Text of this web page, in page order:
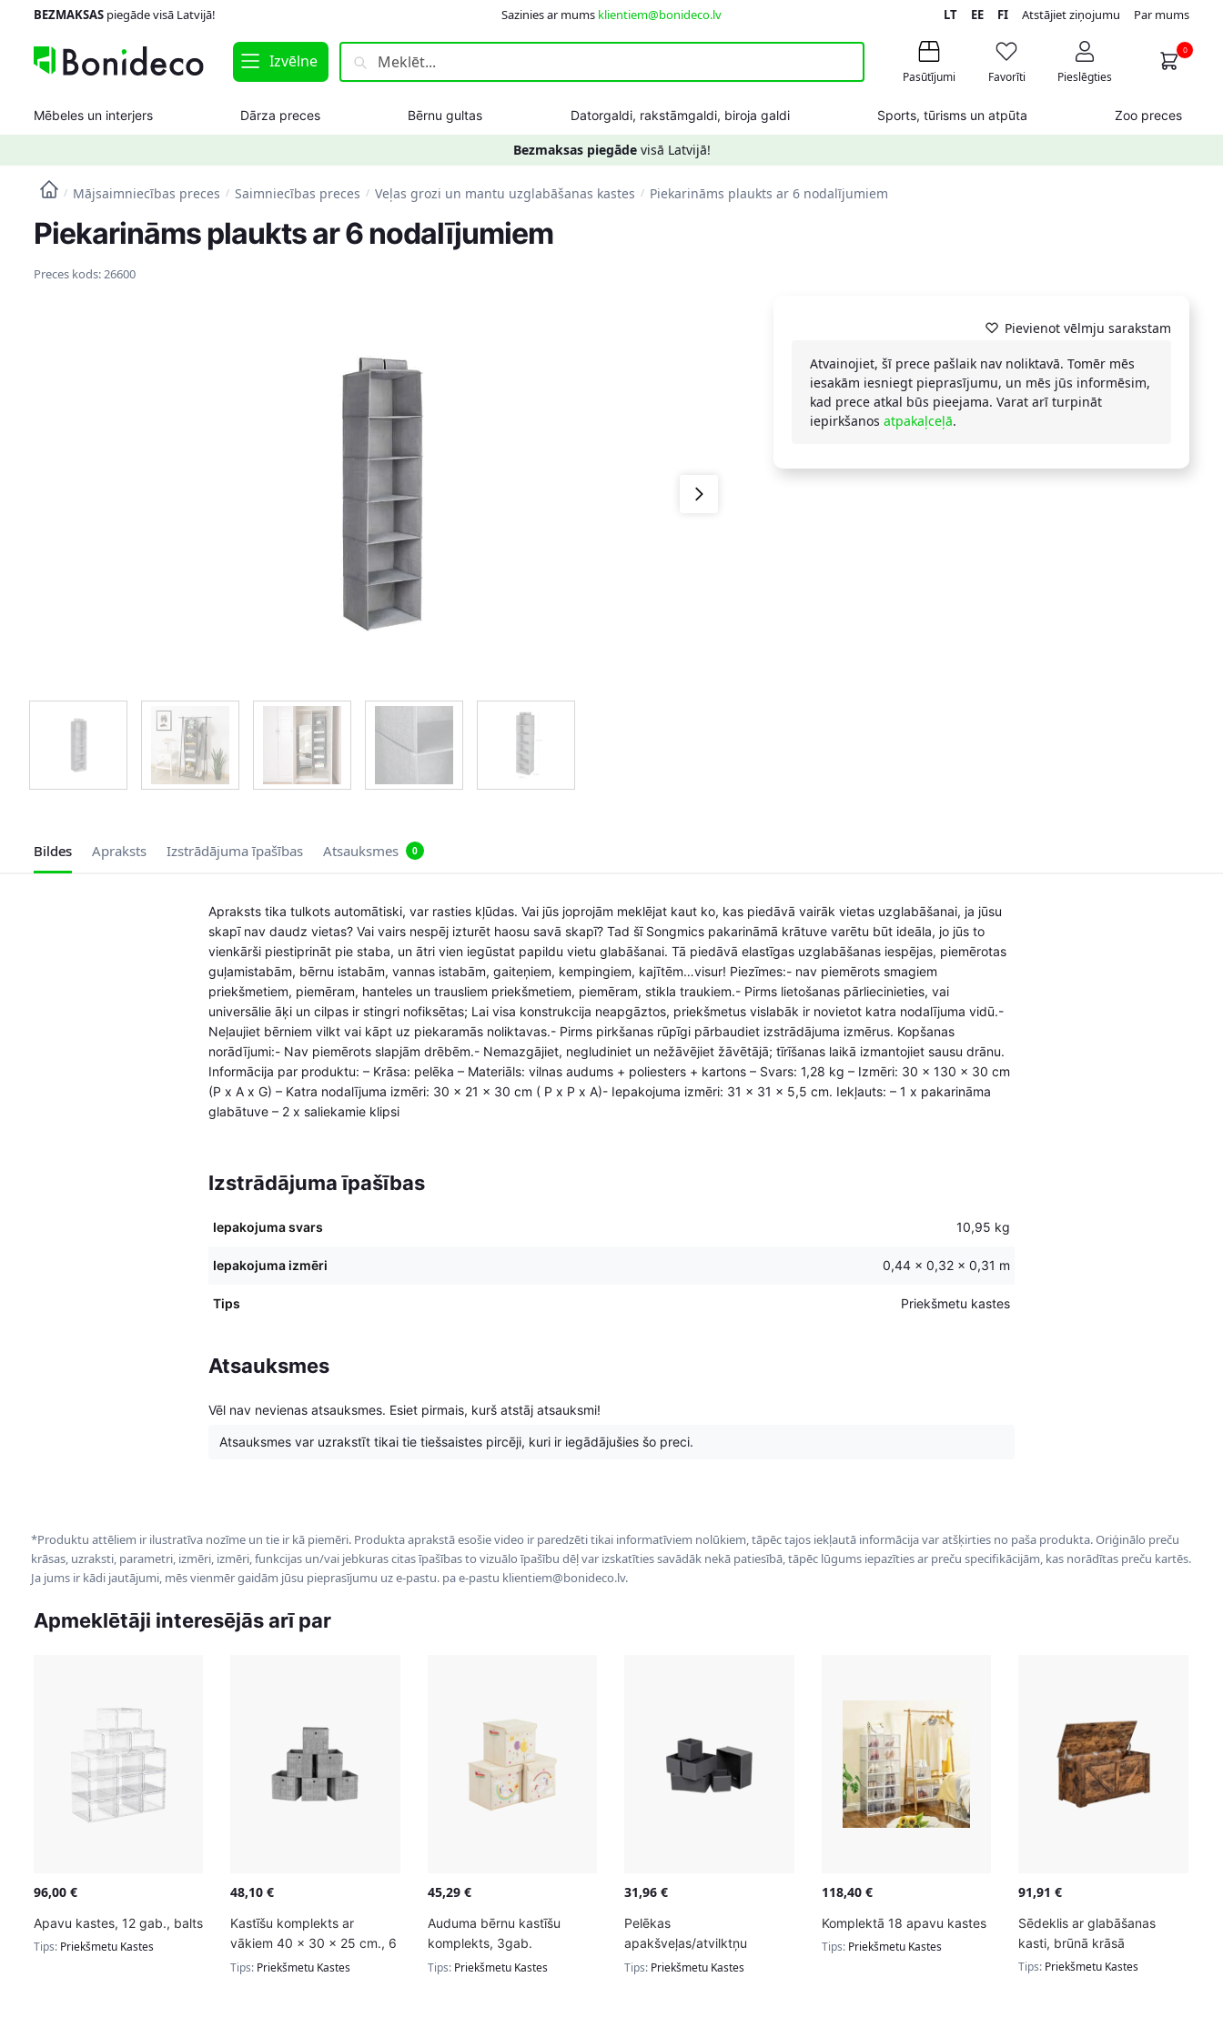
navigation
content
BEZMAKSASpiegāde visā Latvijā! Sazinies ar mums klientiem@bonideco.lv LT EE FIAtstājiet ziņojumu Par mums
Izvēlne
Meklēt:
Pasūtījumi Favorīti Pieslēgties
0
Mēbeles un interjers Dārza preces Bērnu gultas Datorgaldi, rakstāmgaldi, biroja galdi Sports, tūrisms un atpūta Zoo preces
Bezmaksas piegādevisā Latvijā!
/ Mājsaimniecības preces / Saimniecības preces / Veļas grozi un mantu uzglabāšanas kastes / Piekarināms plaukts ar 6 nodalījumiem
Piekarināms plaukts ar 6 nodalījumiem
Preces kods:26600
Pievienot vēlmju sarakstam
Atvainojiet, šī prece pašlaik nav noliktavā. Tomēr mēs
iesakām iesniegt pieprasījumu, un mēs jūs informēsim,
kad prece atkal būs pieejama. Varat arī turpināt
iepirkšanos atpakaļceļā.
Bildes Apraksts Izstrādājuma īpašības Atsauksmes 0
Apraksts tika tulkots automātiski, var rasties kļūdas. Vai jūs joprojām meklējat kaut ko, kas piedāvā vairāk vietas uzglabāšanai, ja jūsu
skapī nav daudz vietas? Vai vairs nespēj izturēt haosu savā skapī? Tad šī Songmics pakarināmā krātuve varētu būt ideāla, jo jūs to
vienkārši piestiprināt pie staba, un ātri vien iegūstat papildu vietu glabāšanai. Tā piedāvā elastīgas uzglabāšanas iespējas, piemērotas
guļamistabām, bērnu istabām, vannas istabām, gaiteņiem, kempingiem, kajītēm…visur! Piezīmes:- nav piemērots smagiem
priekšmetiem, piemēram, hanteles un trausliem priekšmetiem, piemēram, stikla traukiem.- Pirms lietošanas pārliecinieties, vai
universālie āķi un cilpas ir stingri nofiksētas; Lai visa konstrukcija neapgāztos, priekšmetus vislabāk ir novietot katra nodalījuma vidū.-
Neļaujiet bērniem vilkt vai kāpt uz piekaramās noliktavas.- Pirms pirkšanas rūpīgi pārbaudiet izstrādājuma izmērus. Kopšanas
norādījumi:- Nav piemērots slapjām drēbēm.- Nemazgājiet, negludiniet un nežāvējiet žāvētājā; tīrīšanas laikā izmantojiet sausu drānu.
Informācija par produktu: – Krāsa: pelēka – Materiāls: vilnas audums + poliesters + kartons – Svars: 1,28 kg – Izmēri: 30 x 130 x 30 cm
(P x A x G) – Katra nodalījuma izmēri: 30 x 21 x 30 cm ( P x P x A)- Iepakojuma izmēri: 31 x 31 x 5,5 cm. Iekļauts: – 1 x pakarināma
glabātuve – 2 x saliekamie klipsi
Izstrādājuma īpašības
Iepakojuma svars 10,95 kg
Iepakojuma izmēri 0,44 × 0,32 × 0,31 m
Tips Priekšmetu kastes
Atsauksmes
Vēl nav nevienas atsauksmes. Esiet pirmais, kurš atstāj atsauksmi!
Atsauksmes var uzrakstīt tikai tie tiešsaistes pircēji, kuri ir iegādājušies šo preci.
*Produktu attēliem ir ilustratīva nozīme un tie ir kā piemēri. Produkta aprakstā esošie video ir paredzēti tikai informatīviem nolūkiem, tāpēc tajos iekļautā informācija var atšķirties no paša produkta. Oriģinālo preču
krāsas, uzraksti, parametri, izmēri, izmēri, funkcijas un/vai jebkuras citas īpašības to vizuālo īpašību dēļ var izskatīties savādāk nekā patiesībā, tāpēc lūgums iepazīties ar preču specifikācijām, kas norādītas preču kartēs.
Ja jums ir kādi jautājumi, mēs vienmēr gaidām jūsu pieprasījumu uz e-pastu. pa e-pastu klientiem@bonideco.lv.
Apmeklētāji interesējās arī par
96,00 €
Apavu kastes, 12 gab., balts
Tips: Priekšmetu Kastes
48,10€
Kastīšu komplekts ar
vākiem 40 x 30 x 25 cm., 6
daļas, pelēkā krāsā
Tips: Priekšmetu Kastes
45,29 €
Auduma bērnu kastīšu
komplekts, 3gab.
RFB710W03
Tips: Priekšmetu Kastes
31,96€
Pelēkas
apakšveļas/atvilktņu
organizatora kastes, 6gab.
Tips: Priekšmetu Kastes
118,40 €
Komplektā 18 apavu kastes
Tips: Priekšmetu Kastes
91,91€
Sēdeklis ar glabāšanas
kasti, brūnā krāsā
Tips: Priekšmetu Kastes